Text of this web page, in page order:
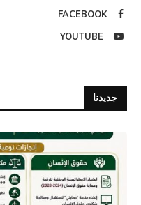
FACEBOOK
YOUTUBE
جديدنا